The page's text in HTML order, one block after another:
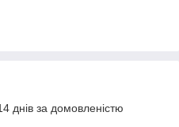
днів за домовленістю